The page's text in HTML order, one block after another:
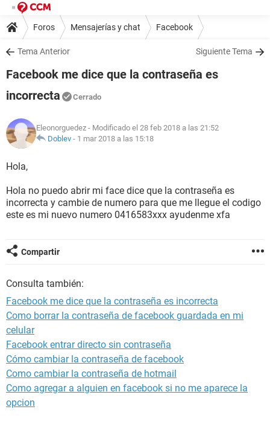
Foros Mensajerías y chat Facebook
Tema Anterior Siguiente Tema
Facebook me dice que la contraseña es
incorrecta
Cerrado
Eleonorguedez - Modificado el 28 feb 2018 a las 21:52
Doblev - 1 mar 2018 a las 15:18
Hola,
Hola no puedo abrir mi face dice que la contraseña es
incorrecta y cambie de numero para que me llegue el codigo
este es mi nuevo numero 0416583xxx ayudenme xfa
Compartir
Consulta también:
Facebook me dice que la contraseña es incorrecta
Como borrar la contraseña de facebook guardada en mi
celular
Facebook entrar directo sin contraseña
Cómo cambiar la contraseña de facebook
Como cambiar la contraseña de hotmail
Como agregar a alguien en facebook si no me aparece la
opcion